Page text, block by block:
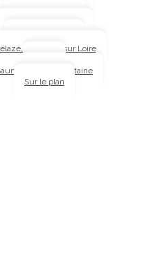
Rochefort sur Loire
Doué la Fontaine
Sur le plan